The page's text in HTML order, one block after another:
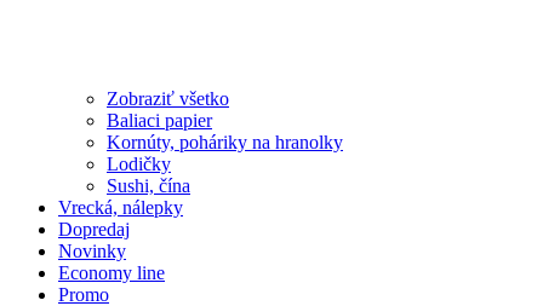
Zobraziť všetko
Baliaci papier
Kornúty, poháriky na hranolky
Lodičky
Sushi, čína
Vrecká, nálepky
Dopredaj
Novinky
Economy line
Promo